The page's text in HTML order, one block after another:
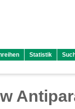
Statistik